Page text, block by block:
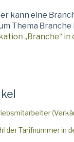
kann eine
Thema Branche
„Branche“ in
der Tarifnummer in